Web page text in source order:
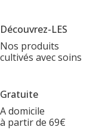
Découvrez-LES
Nos produits
cultivés avec soins
Gratuite
A domicile
à partir de 69€